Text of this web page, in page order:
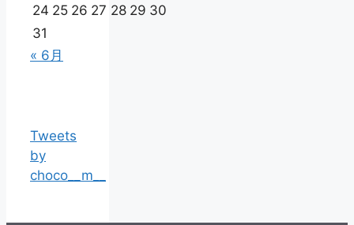
24 25 26 27 28 29 30
31
« 6月
Tweets
by
choco__m__